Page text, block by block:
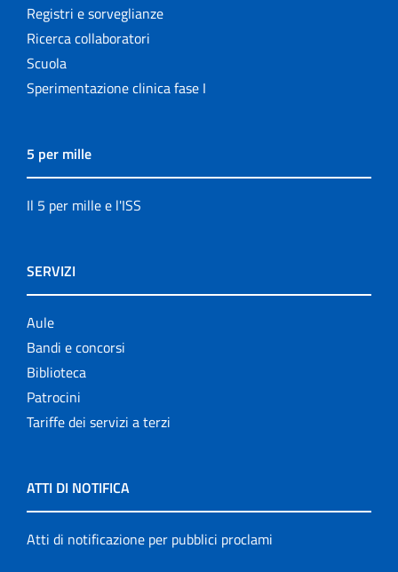
Registri e sorveglianze
Ricerca collaboratori
Scuola
Sperimentazione clinica fase I
5 per mille
Il 5 per mille e l'ISS
SERVIZI
Aule
Bandi e concorsi
Biblioteca
Patrocini
Tariffe dei servizi a terzi
ATTI DI NOTIFICA
Atti di notificazione per pubblici proclami